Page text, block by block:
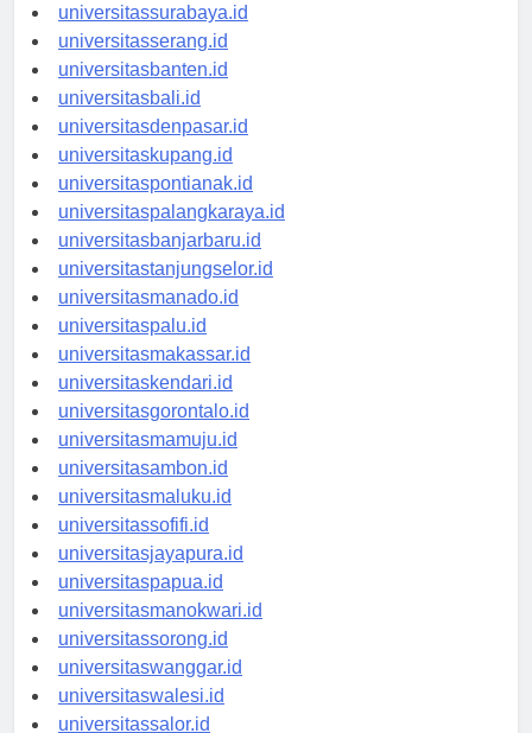
universitasyogyakarta.id
universitassurabaya.id
universitasserang.id
universitasbanten.id
universitasbali.id
universitasdenpasar.id
universitaskupang.id
universitaspontianak.id
universitaspalangkaraya.id
universitasbanjarbaru.id
universitastanjungselor.id
universitasmanado.id
universitaspalu.id
universitasmakassar.id
universitaskendari.id
universitasgorontalo.id
universitasmamuju.id
universitasambon.id
universitasmaluku.id
universitassofifi.id
universitasjayapura.id
universitaspapua.id
universitasmanokwari.id
universitassorong.id
universitaswanggar.id
universitaswalesi.id